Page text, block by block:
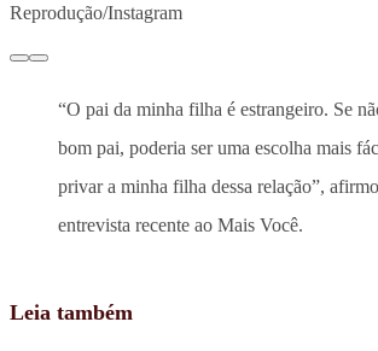
Reprodução/Instagram
“O pai da minha filha é estrangeiro. Se
bom pai, poderia ser uma escolha mais
privar a minha filha dessa relação”,
entrevista recente ao Mais Você.
Leia também